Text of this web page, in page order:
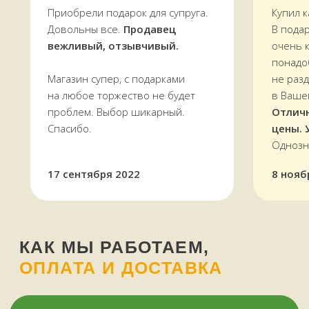
Купил
В
очень
не
в
цены.
Приобрели подарок для супруга.
Довольны все. Продавец
вежливый, отзывчивый.
Магазин супер, с подарками
на любое торжество не будет
проблем. Выбор шикарный.
Спасибо.
17 сентября 2022 8
Оплатить можно и наличными,
Мы работаемс 11 до 19 часов
и в выходные —